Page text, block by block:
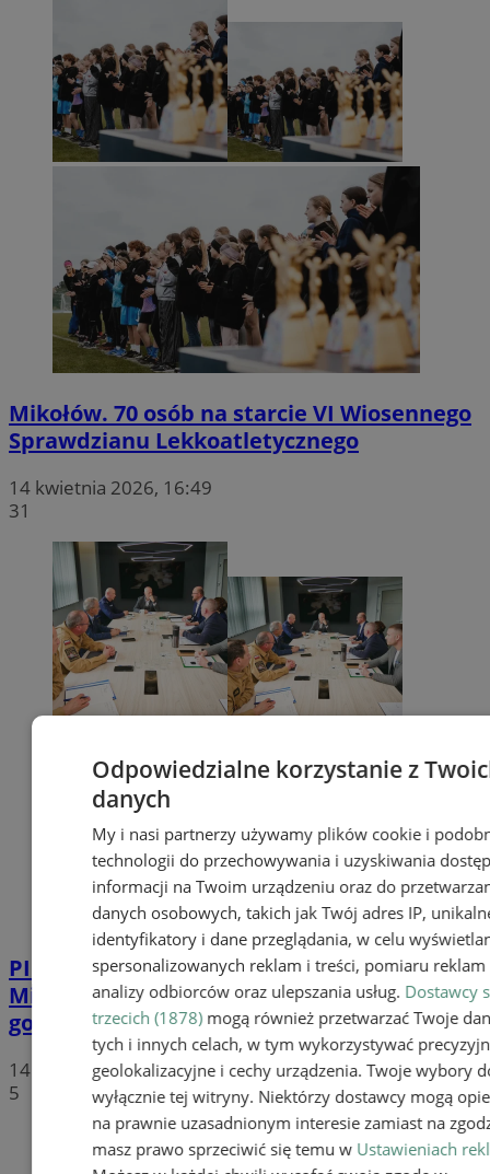
Mikołów. 70 osób na starcie VI Wiosennego
Sprawdzianu Lekkoatletycznego
14 kwietnia 2026, 16:49
31
PILNE
Ognisko choroby drobiu w
Mikołowie. Służby postawione w stan
gotowości
14 kwietnia 2026, 12:08
5
Odpowiedzialne korzystanie z
danych
My i nasi partnerzy używamy plików cookie i
technologii do przechowywania i uzyskiwania
informacji na Twoim urządzeniu oraz do
danych osobowych, takich jak Twój adres IP,
identyfikatory i dane przeglądania, w celu
spersonalizowanych reklam i treści, pomiaru reklam
analizy odbiorców oraz ulepszania usług. Dostawcy
trzecich (1878) mogą również przetwarzać Twoje
tych i innych celach, w tym wykorzystywać
geolokalizacyjne i cechy urządzenia. Twoje wybory
wyłącznie tej witryny. Niektórzy dostawcy mogą
na prawnie uzasadnionym interesie zamiast na
masz prawo sprzeciwić się temu w Ustawieniach